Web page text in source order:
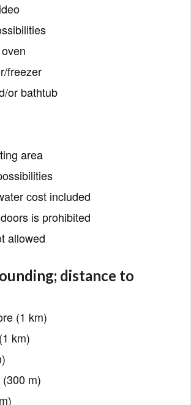
freezer
or bathtub
area
cost included
is prohibited
allowed
distance to
(1 km)
km)
m)